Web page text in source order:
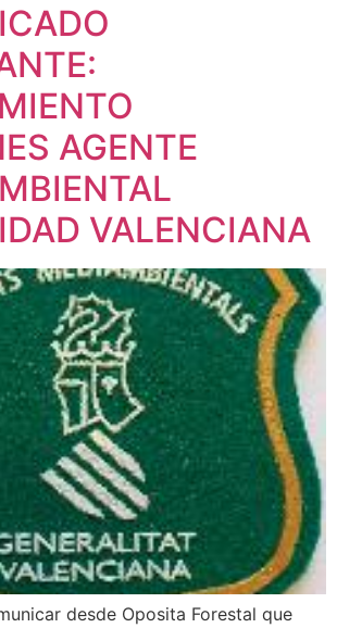
AGENTE
VALENCIANA
desde Oposita Forestal que